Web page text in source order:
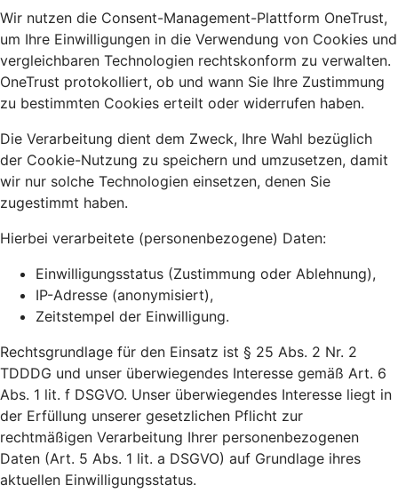
Wir nutzen die Consent-Management-Plattform OneTrust,
um Ihre Einwilligungen in die Verwendung von Cookies und
vergleichbaren Technologien rechtskonform zu verwalten.
OneTrust protokolliert, ob und wann Sie Ihre Zustimmung
zu bestimmten Cookies erteilt oder widerrufen haben.
Die Verarbeitung dient dem Zweck, Ihre Wahl bezüglich
der Cookie-Nutzung zu speichern und umzusetzen, damit
wir nur solche Technologien einsetzen, denen Sie
zugestimmt haben.
Hierbei verarbeitete (personenbezogene) Daten:
Einwilligungsstatus (Zustimmung oder Ablehnung),
IP-Adresse (anonymisiert),
Zeitstempel der Einwilligung.
Rechtsgrundlage für den Einsatz ist § 25 Abs. 2 Nr. 2
TDDDG und unser überwiegendes Interesse gemäß Art. 6
Abs. 1 lit. f DSGVO. Unser überwiegendes Interesse liegt in
der Erfüllung unserer gesetzlichen Pflicht zur
rechtmäßigen Verarbeitung Ihrer personenbezogenen
Daten (Art. 5 Abs. 1 lit. a DSGVO) auf Grundlage ihres
aktuellen Einwilligungsstatus.